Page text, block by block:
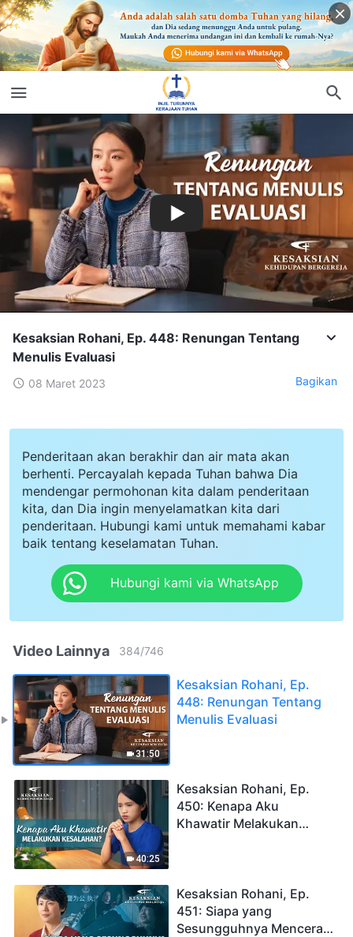
Kesaksian Rohani, Ep. 448: Renungan Tentang
Menulis Evaluasi
08 Maret 2023 Bagikan
Penderitaan akan berakhir dan air mata akan
berhenti. Percayalah kepada Tuhan bahwa Dia
mendengar permohonan kita dalam penderitaan
kita, dan Dia ingin menyelamatkan kita dari
penderitaan. Hubungi kami untuk memahami kabar
baik tentang keselamatan Tuhan.
Hubungi kami via WhatsApp
Video Lainnya 384/746
31:50
Kesaksian Rohani, Ep.
448: Renungan Tentang
Menulis Evaluasi
40:25
Kesaksian Rohani, Ep.
450: Kenapa Aku
Khawatir Melakukan
Kesaksian Rohani, Ep.
451: Siapa yang
Sesungguhnya Mencerai-